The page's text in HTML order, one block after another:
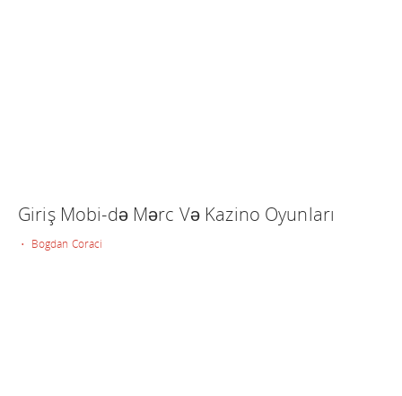
Giriş Mobi-də Mərc Və Kazino Oyunları
• Bogdan Coraci